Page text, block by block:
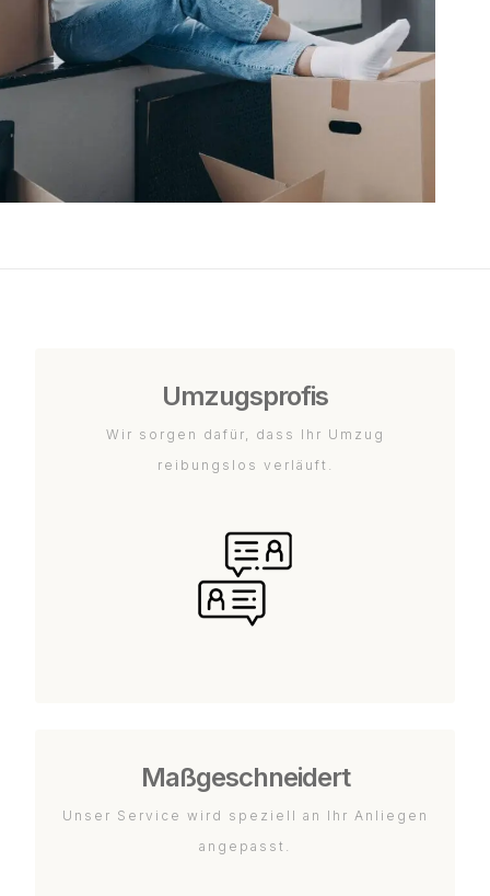
Umzugsprofis
Wir sorgen dafür, dass Ihr Umzug
reibungslos verläuft.
Maßgeschneidert
Unser Service wird speziell an Ihr Anliegen
angepasst.